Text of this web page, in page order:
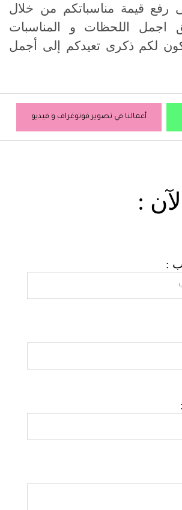
قيمة مناسباتكم من خلال
اجمل اللحظات و المناسبات
لكم ذكرى تعيدكم إلى أجمل
أعمالنا في تصوير فوتوغراف و فيديو